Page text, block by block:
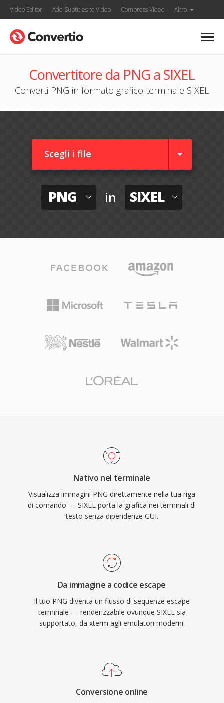
Video Editor Add Subtitles to Video Compress Video Altro
Convertitore da PNG a SIXEL
Converti PNG in formato grafico terminale SIXEL
Scegli i file
PNG in SIXEL
Nativo nel terminale
Visualizza immagini PNG direttamente nella tua riga
di comando — SIXEL porta la grafica nei terminali di
testo senza dipendenze GUI.
Da immagine a codice escape
Il tuo PNG diventa un flusso di sequenze escape
terminale — renderizzabile ovunque SIXEL sia
supportato, da xterm agli emulatori moderni.
Conversione online